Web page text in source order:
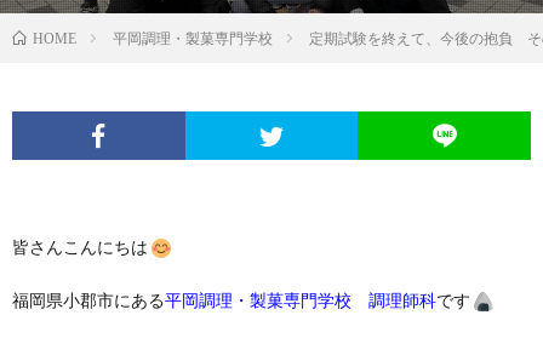
HOME 平岡調理・製菓専門学校 定期試験を終えて、今後の抱負
皆さんこんにちは
福岡県小郡市にある平岡調理・製菓専門学校 調理師科です